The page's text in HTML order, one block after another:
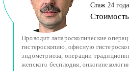
Стаж 24
Проводит лапароскопические
гистероскопию, офисную
эндометриоза, операции
женского бесплодия,